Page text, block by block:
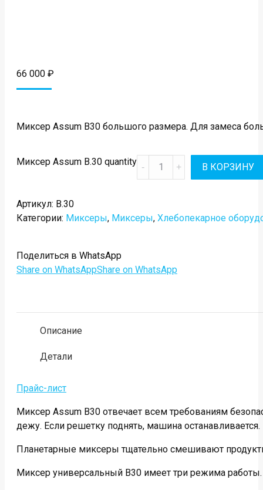
66 000 ₽
Миксер Assum B30 большого размера. Для замеса
Миксер Assum B.30 quantity В КОРЗИНУ
Артикул: B.30
Категории: Миксеры, Миксеры, Хлебопекарное
Поделиться в WhatsApp
Share on WhatsAppShare on WhatsApp
Описание
Детали
Прайс-лист
Миксер Assum B30 отвечает всем требованиям
дежу. Если решетку поднять, машина
Планетарные миксеры тщательно смешивают
Миксер универсальный B30 имеет три режима